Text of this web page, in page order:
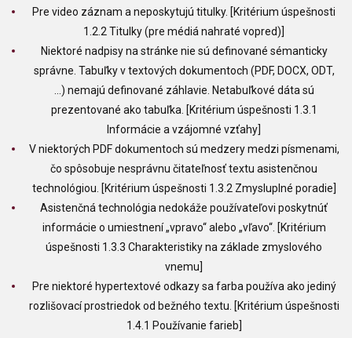
Pre video záznam a neposkytujú titulky. [Kritérium úspešnosti
1.2.2 Titulky (pre médiá nahraté vopred)]
Niektoré nadpisy na stránke nie sú definované sémanticky
správne. Tabuľky v textových dokumentoch (PDF, DOCX, ODT,
…) nemajú definované záhlavie. Netabuľkové dáta sú
prezentované ako tabuľka. [Kritérium úspešnosti 1.3.1
Informácie a vzájomné vzťahy]
V niektorých PDF dokumentoch sú medzery medzi písmenami,
čo spôsobuje nesprávnu čitateľnosť textu asistenčnou
technológiou. [Kritérium úspešnosti 1.3.2 Zmysluplné poradie]
Asistenčná technológia nedokáže používateľovi poskytnúť
informácie o umiestnení „vpravo“ alebo „vľavo“. [Kritérium
úspešnosti 1.3.3 Charakteristiky na základe zmyslového
vnemu]
Pre niektoré hypertextové odkazy sa farba používa ako jediný
rozlišovací prostriedok od bežného textu. [Kritérium úspešnosti
1.4.1 Používanie farieb]